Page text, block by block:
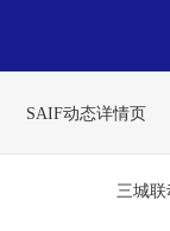
SAIF动态详情页
三城